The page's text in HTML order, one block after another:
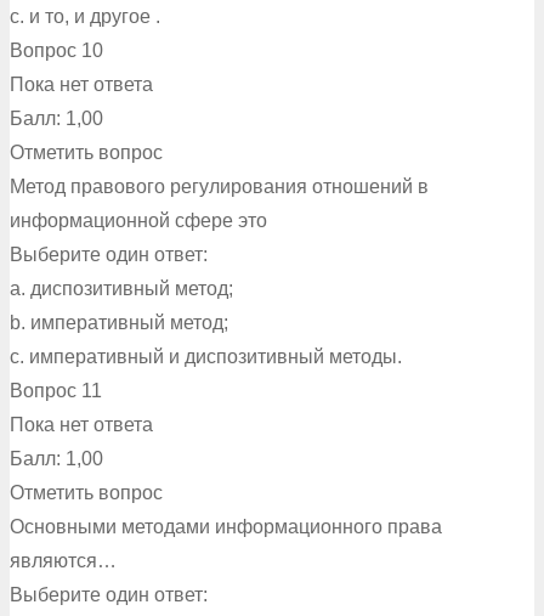
c. и то, и другое .
Вопрос 10
Пока нет ответа
Балл: 1,00
Отметить вопрос
Метод правового регулирования отношений в
информационной сфере это
Выберите один ответ:
a. диспозитивный метод;
b. императивный метод;
c. императивный и диспозитивный методы.
Вопрос 11
Пока нет ответа
Балл: 1,00
Отметить вопрос
Основными методами информационного права
являются…
Выберите один ответ: